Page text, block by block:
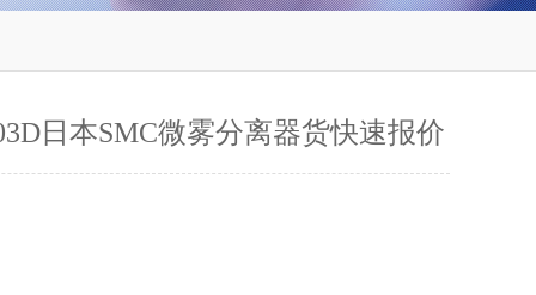
日本SMC微雾分离器货快速报价